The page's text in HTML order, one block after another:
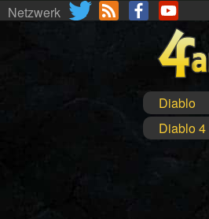
Netzwerk
Diablo
Diablo 4